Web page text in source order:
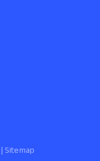
| Sitemap